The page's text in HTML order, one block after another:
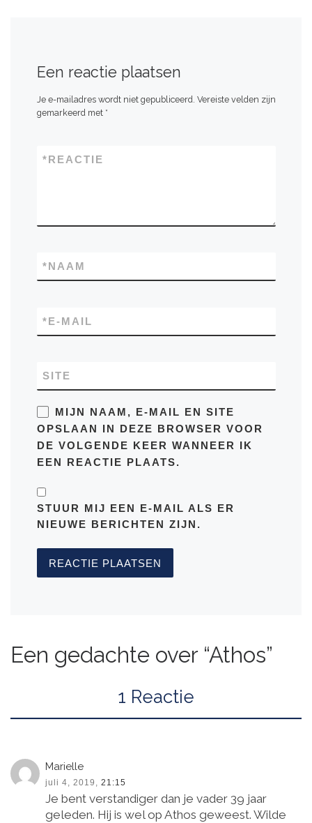
Een reactie plaatsen
Je e-mailadres wordt niet gepubliceerd. Vereiste velden zijn
gemarkeerd met *
REACTIE
*
NAAM
*
E-MAIL
*
SITE
MIJN NAAM, E-MAIL EN SITE
OPSLAAN IN DEZE BROWSER VOOR
DE VOLGENDE KEER WANNEER IK
EEN REACTIE PLAATS.
STUUR MIJ EEN E-MAIL ALS ER
NIEUWE BERICHTEN ZIJN.
Een gedachte over “Athos”
1 Reactie
Marielle
juli 4, 2019, 21:15
Je bent verstandiger dan je vader 39 jaar
geleden. Hij is wel op Athos geweest. Wilde